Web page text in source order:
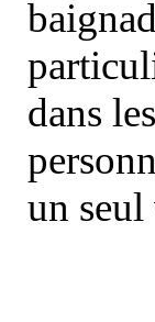
dans
un seul